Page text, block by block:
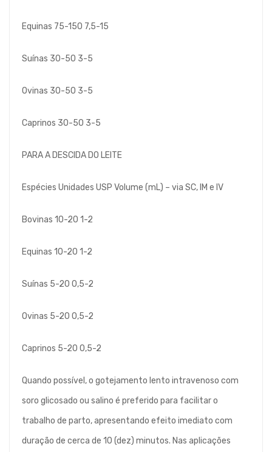
Equinas 75-150 7,5-15
Suínas 30-50 3-5
Ovinas 30-50 3-5
Caprinos 30-50 3-5
PARA A DESCIDA DO LEITE
Espécies Unidades USP Volume (mL) – via SC, IM e IV
Bovinas 10-20 1-2
Equinas 10-20 1-2
Suínas 5-20 0,5-2
Ovinas 5-20 0,5-2
Caprinos 5-20 0,5-2
Quando possível, o gotejamento lento intravenoso com
soro glicosado ou salino é preferido para facilitar o
trabalho de parto, apresentando efeito imediato com
duração de cerca de 10 (dez) minutos. Nas aplicações